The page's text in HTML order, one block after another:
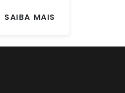
SAIBA MAIS